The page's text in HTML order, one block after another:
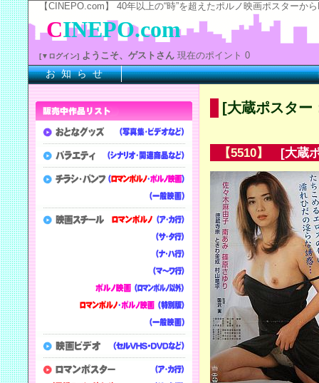
【CINEPO.com】 40年以上の“時”を超えたポルノ映画ポスター
[大蔵ポスター
【5510】 [大蔵
※上
CINEPO.com
[▼ログイン] ようこそ、ゲストさん 現在のポイント 0
お 知 ら せ